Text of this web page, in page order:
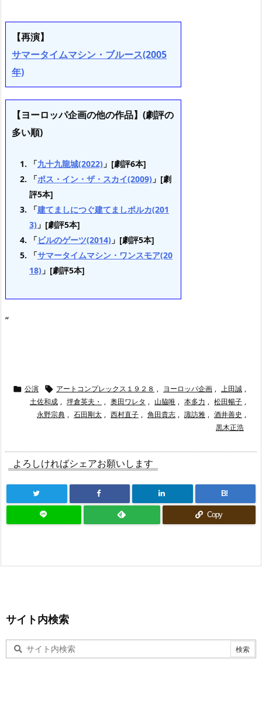
【再演】
サマータイムマシン・ブルース(2005
年)
【ヨーロッパ企画の他の作品】(劇評の
多い順)
「九十九龍城(2022) 」[劇評6本]
「ボス・イン・ザ・スカイ(2009) 」[劇
評5本]
「建てましにつぐ建てましポルカ(201
3) 」[劇評5本]
「ビルのゲーツ(2014) 」[劇評5本]
「サマータイムマシン・ワンスモア(20
18) 」[劇評5本]
“
 公演  アートコンプレックス１９２８ , ヨーロッパ企画 , 上田誠 ,
土佐和成 , 坪倉英夫・ , 奥田ワレタ , 山脇唯 , 本多力 , 松田暢子 ,
永野宗典 , 石田剛太 , 西村直子 , 角田貴志 , 諏訪雅 , 酒井善史 ,
黒木正浩
よろしければシェアお願いします
B!
Copy
サイト内検索